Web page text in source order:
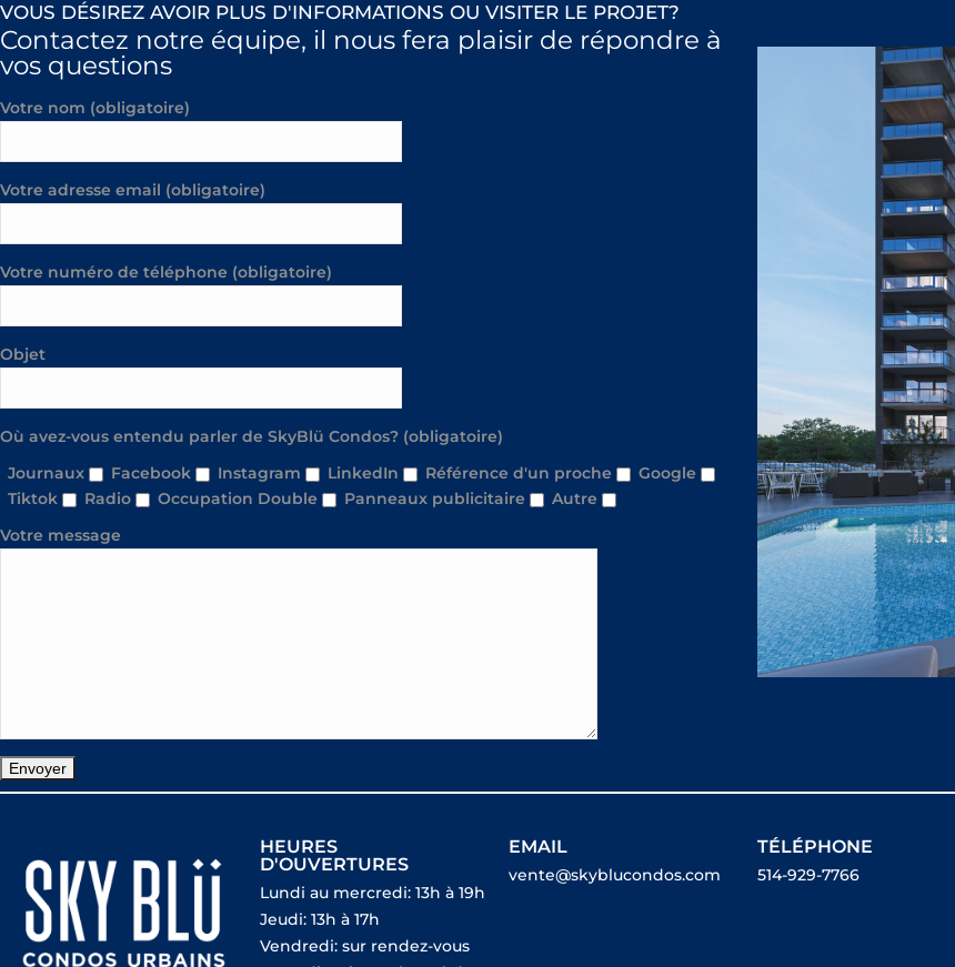
VOUS DÉSIREZ AVOIR PLUS D'INFORMATIONS OU VISITER LE PROJET?
Contactez notre équipe, il nous fera plaisir de répondre à
vos questions
Votre nom (obligatoire)
Votre adresse email (obligatoire)
Votre numéro de téléphone (obligatoire)
Objet
Où avez-vous entendu parler de SkyBlü Condos? (obligatoire)
Journaux
Facebook Instagram LinkedIn Référence d'un proche
Google
Tiktok
Radio Occupation Double Panneaux publicitaire
Autre
Votre message
HEURES
D'OUVERTURES
Lundi au mercredi: 13h à 19h
Jeudi: 13h à 17h
Vendredi: sur rendez-vous
EMAIL
vente@skyblucondos.com
TÉLÉPHONE
514-929-7766